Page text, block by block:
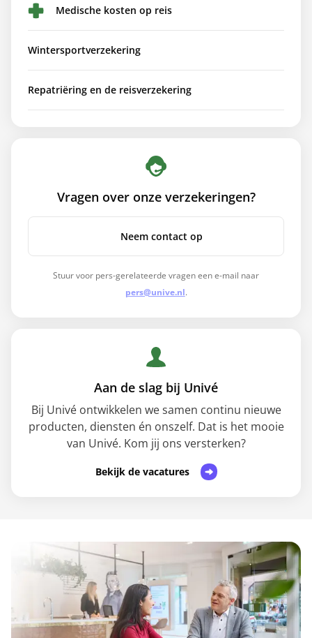
Medische kosten op reis
Wintersportverzekering
Repatriëring en de reisverzekering
Vragen over onze verzekeringen?
Neem contact op
Stuur voor pers-gerelateerde vragen een e-mail naar
pers@unive.nl.
Aan de slag bij Univé
Bij Univé ontwikkelen we samen continu nieuwe
producten, diensten én onszelf. Dat is het mooie
van Univé. Kom jij ons versterken?
Bekijk de vacatures